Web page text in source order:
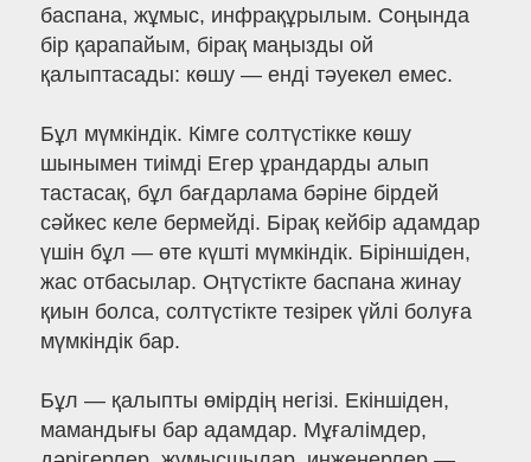
баспана, жұмыс, инфрақұрылым. Соңында
бір қарапайым, бірақ маңызды ой
қалыптасады: көшу — енді тәуекел емес.
Бұл мүмкіндік. Кімге солтүстікке көшу
шынымен тиімді Егер ұрандарды алып
тастасақ, бұл бағдарлама бәріне бірдей
сәйкес келе бермейді. Бірақ кейбір адамдар
үшін бұл — өте күшті мүмкіндік. Біріншіден,
жас отбасылар. Оңтүстікте баспана жинау
қиын болса, солтүстікте тезірек үйлі болуға
мүмкіндік бар.
Бұл — қалыпты өмірдің негізі. Екіншіден,
мамандығы бар адамдар. Мұғалімдер,